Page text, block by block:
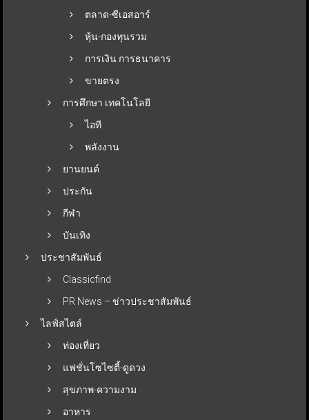
ตลาด-ซีเอสอาร์
หุ้น-กองทุนรวม
การเงิน การธนาคาร
ขายตรง
การศึกษา เทคโนโลยี
ไอที
พลังงาน
ยานยนต์
ประกัน
กีฬา
บันเทิง
ประชาสัมพันธ์
Classicfind
PR News – ข่าวประชาสัมพันธ์
ไลฟ์สไตล์
ท่องเที่ยว
แฟชั่นโซไซตี้-ดูดวง
สุขภาพ-ความงาม
อาหาร